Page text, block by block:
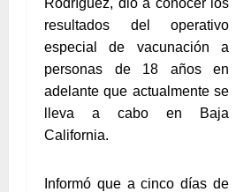
resultados del operativo
especial de vacunación a
personas de 18 años en
adelante que actualmente se
lleva a cabo en Baja
California.
Informó que a cinco días de